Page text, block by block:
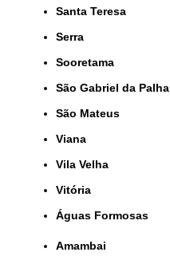
Santa Teresa
Serra
Sooretama
São Gabriel da Palha
São Mateus
Viana
Vila Velha
Vitória
Águas Formosas
Amambai